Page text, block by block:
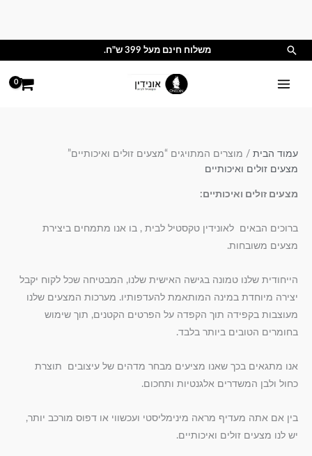
חיפוש משלוח חינם מעל 399 ש"ח.
עמוד הבית / מוצרים המתויגים “מצעים זולים ואיכותיים”
מצעים זולים ואיכותיים
מצעים זולים ואיכותיים:
ברוכים הבאים לאונידין טקסטיל לבית , בו אנו מתמחים ביצירת
מצעים משובחות.
הייחודית שלנו טמונה בגישה האישית שלנו, המבטיחה שכל לקוח יקבל
יצירה מיוחדת במינה המותאמת להעדפותיו. מערכות המצעים שלנו
מעוצבות בקפידה תוך הקפדה על הפרטים הקטנים, תוך שימוש
בחומרים הטובים ביותר בלבד.
אנו מתגאים בכך שאנו מציעים מבחר מדהים של עיצובים תוצרת
כחול ולבן המשדרים אלגנטיות ותחכום.
בין אם אתה מעדיף מראה מינימליסטי ועכשווי או דפוס מורכב יותר,
יש לנו מצעים זולים ואיכותיים.